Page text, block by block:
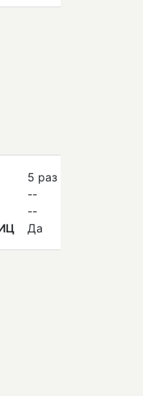
5 раз
--
--
Да